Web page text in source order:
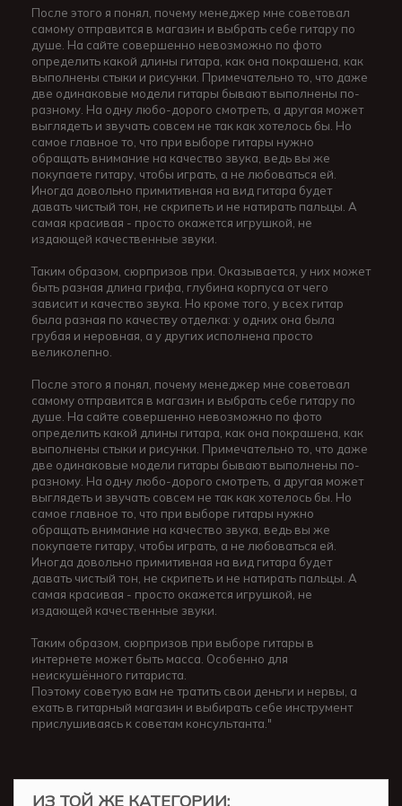
После этого я понял, почему менеджер мне советовал
самому отправится в магазин и выбрать себе гитару по
душе. На сайте совершенно невозможно по фото
определить какой длины гитара, как она покрашена, как
выполнены стыки и рисунки. Примечательно то, что даже
две одинаковые модели гитары бывают выполнены по-
разному. На одну любо-дорого смотреть, а другая может
выглядеть и звучать совсем не так как хотелось бы. Но
самое главное то, что при выборе гитары нужно
обращать внимание на качество звука, ведь вы же
покупаете гитару, чтобы играть, а не любоваться ей.
Иногда довольно примитивная на вид гитара будет
давать чистый тон, не скрипеть и не натирать пальцы. А
самая красивая - просто окажется игрушкой, не
издающей качественные звуки.
Таким образом, сюрпризов при. Оказывается, у них может
быть разная длина грифа, глубина корпуса от чего
зависит и качество звука. Но кроме того, у всех гитар
была разная по качеству отделка: у одних она была
грубая и неровная, а у других исполнена просто
великолепно.
После этого я понял, почему менеджер мне советовал
самому отправится в магазин и выбрать себе гитару по
душе. На сайте совершенно невозможно по фото
определить какой длины гитара, как она покрашена, как
выполнены стыки и рисунки. Примечательно то, что даже
две одинаковые модели гитары бывают выполнены по-
разному. На одну любо-дорого смотреть, а другая может
выглядеть и звучать совсем не так как хотелось бы. Но
самое главное то, что при выборе гитары нужно
обращать внимание на качество звука, ведь вы же
покупаете гитару, чтобы играть, а не любоваться ей.
Иногда довольно примитивная на вид гитара будет
давать чистый тон, не скрипеть и не натирать пальцы. А
самая красивая - просто окажется игрушкой, не
издающей качественные звуки.
Таким образом, сюрпризов при выборе гитары в
интернете может быть масса. Особенно для
неискушённого гитариста.
Поэтому советую вам не тратить свои деньги и нервы, а
ехать в гитарный магазин и выбирать себе инструмент
прислушиваясь к советам консультанта."
ИЗ ТОЙ ЖЕ КАТЕГОРИИ: